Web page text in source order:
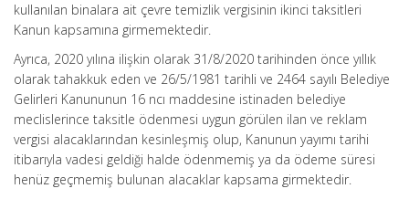
kullanılan binalara ait çevre temizlik vergisinin ikinci taksitleri
Kanun kapsamına girmemektedir.
Ayrıca, 2020 yılına ilişkin olarak 31/8/2020 tarihinden önce yıllık
olarak tahakkuk eden ve 26/5/1981 tarihli ve 2464 sayılı Belediye
Gelirleri Kanununun 16 ncı maddesine istinaden belediye
meclislerince taksitle ödenmesi uygun görülen ilan ve reklam
vergisi alacaklarından kesinleşmiş olup, Kanunun yayımı tarihi
itibarıyla vadesi geldiği halde ödenmemiş ya da ödeme süresi
henüz geçmemiş bulunan alacaklar kapsama girmektedir.